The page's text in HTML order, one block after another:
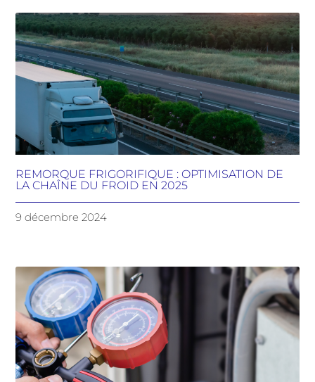
REMORQUE FRIGORIFIQUE : OPTIMISATION DE
LA CHAÎNE DU FROID EN 2025
9 décembre 2024